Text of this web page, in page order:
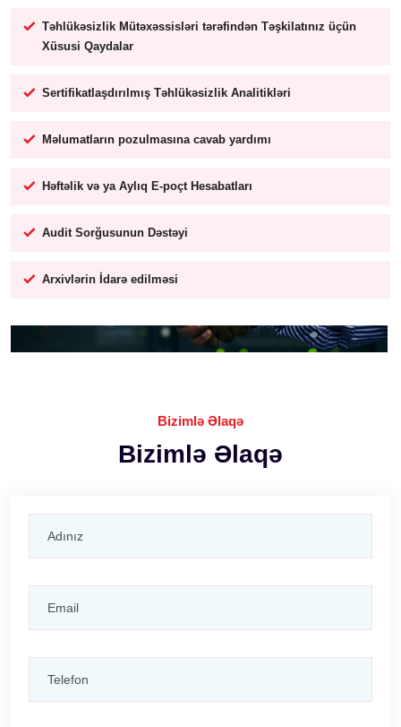
Təhlükəsizlik Mütəxəssisləri tərəfindən Təşkilatınız üçün
Xüsusi Qaydalar
Sertifikatlaşdırılmış Təhlükəsizlik Analitikləri
Məlumatların pozulmasına cavab yardımı
Həftəlik və ya Aylıq E-poçt Hesabatları
Audit Sorğusunun Dəstəyi
Arxivlərin İdarə edilməsi
Bizimlə Əlaqə
Bizimlə Əlaqə